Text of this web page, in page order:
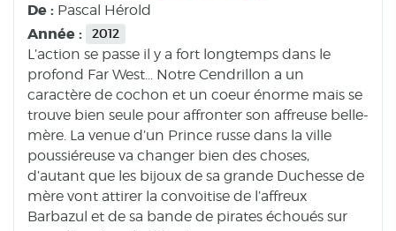
De : Pascal Hérold
Année : 2012
L’action se passe il y a fort longtemps dans le
profond Far West... Notre Cendrillon a un
caractère de cochon et un coeur énorme mais se
trouve bien seule pour affronter son affreuse belle-
mère. La venue d’un Prince russe dans la ville
poussiéreuse va changer bien des choses,
d’autant que les bijoux de sa grande Duchesse de
mère vont attirer la convoitise de l’affreux
Barbazul et de sa bande de pirates échoués sur